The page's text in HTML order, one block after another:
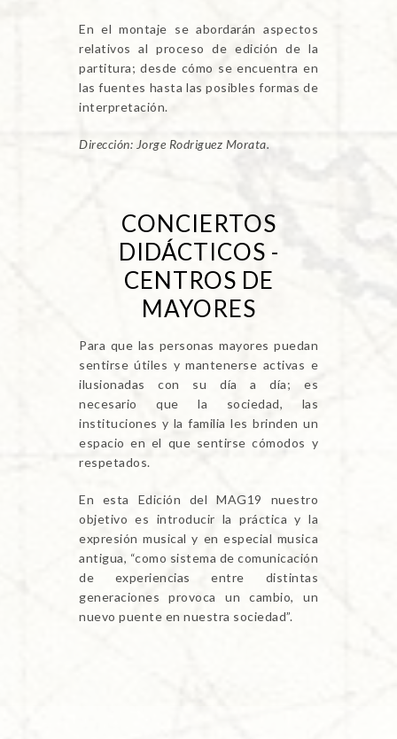
En el montaje se abordarán aspectos
relativos al proceso de edición de la
partitura; desde cómo se encuentra en
las fuentes hasta las posibles formas de
interpretación.
Dirección: Jorge Rodriguez Morata.
CONCIERTOS
DIDÁCTICOS -
CENTROS DE
MAYORES
Para que las personas mayores puedan
sentirse útiles y mantenerse activas e
ilusionadas con su día a día; es
necesario que la sociedad, las
instituciones y la familia les brinden un
espacio en el que sentirse cómodos y
respetados.
En esta Edición del MAG19 nuestro
objetivo es introducir la práctica y la
expresión musical y en especial musica
antigua, “como sistema de comunicación
de experiencias entre distintas
generaciones provoca un cambio, un
nuevo puente en nuestra sociedad”.